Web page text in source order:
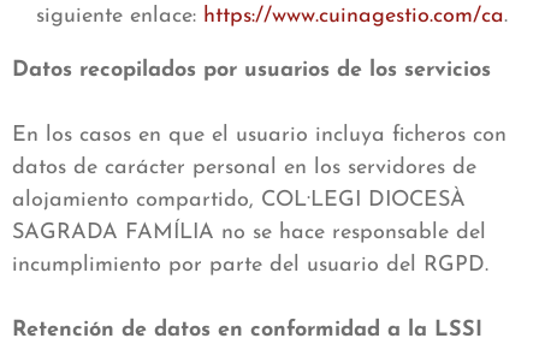
siguiente enlace: https://www.cuinagestio.com/ca.
Datos recopilados por usuarios de los servicios
En los casos en que el usuario incluya ficheros con
datos de carácter personal en los servidores de
alojamiento compartido, COL·LEGI DIOCESÀ
SAGRADA FAMÍLIA no se hace responsable del
incumplimiento por parte del usuario del RGPD.
Retención de datos en conformidad a la LSSI